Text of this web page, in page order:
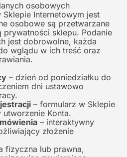
osobowych
Internetowym jest
osobowe są przetwarzane
sklepu. Podanie
jest dobrowolne, każda
wglądu w ich treść oraz
– dzień od poniedziałku do
dni ustawowo
– formularz w Sklepie
Konta.
– interaktywny
złożenie
fizyczna lub prawna,